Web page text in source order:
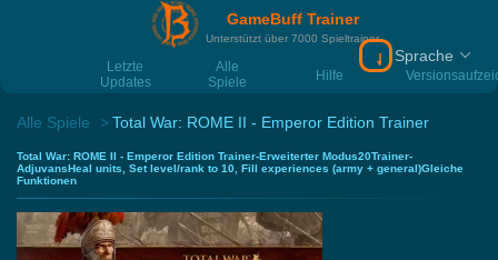
GameBuff Trainer
Unterstützt über 7000 Spieltrainer
Letzte
Updates
Alle
Spiele
Hilfe
Download
Sprache
Alle Spiele Total War: ROME II - Emperor Edition Trainer
Total War: ROME II - Emperor Edition Trainer-Erweiterter Modus20Trainer-
AdjuvansHeal units, Set level/rank to 10, Fill experiences (army + general)Gleiche
Funktionen